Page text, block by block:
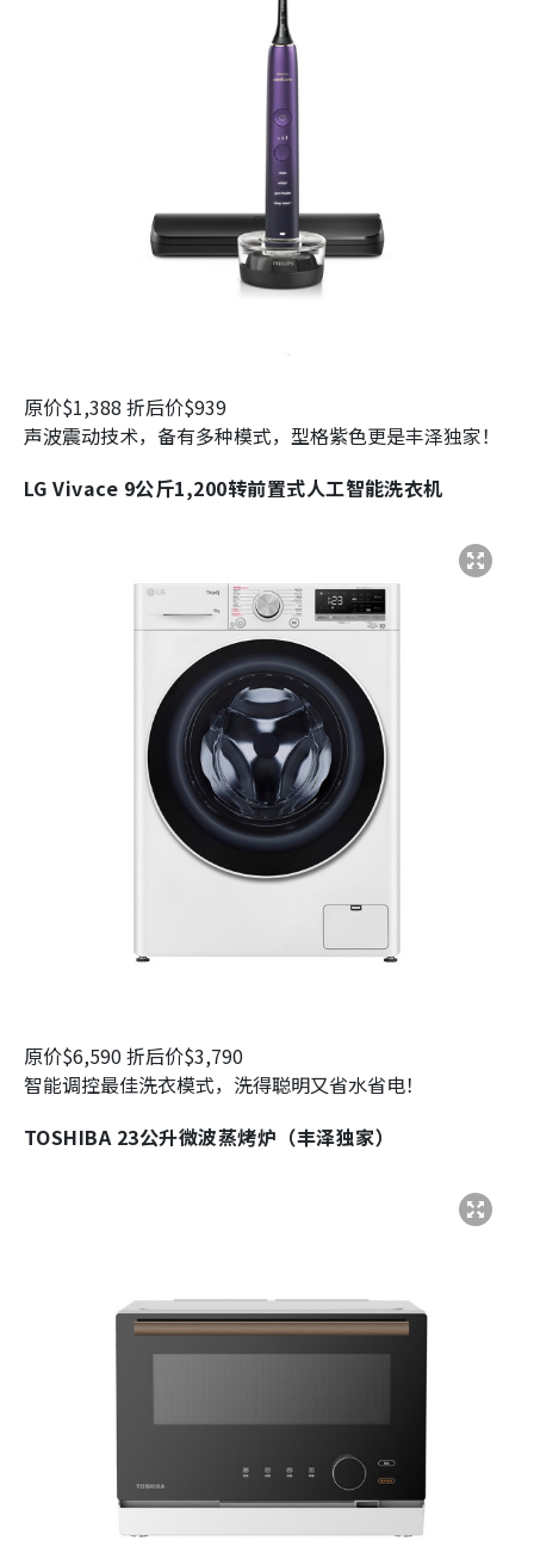
原价$1,388 折后价$939
声波震动技术，备有多种模式，型格紫色更是丰泽独家！
LG Vivace 9公斤1,200转前置式人工智能洗衣机
原价$6,590 折后价$3,790
智能调控最佳洗衣模式，洗得聪明又省水省电！
TOSHIBA 23公升微波蒸烤炉（丰泽独家）